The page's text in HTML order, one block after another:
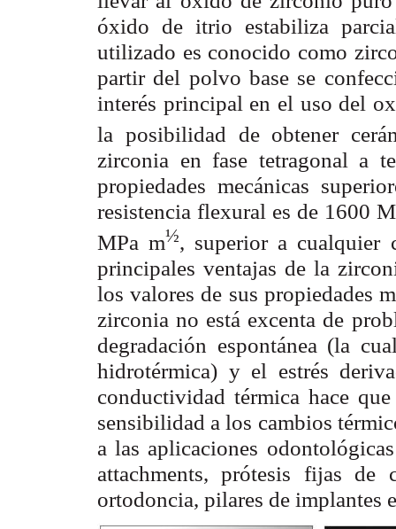
óxido de itrio estabiliza
utilizado es conocido como
partir del polvo base se
interés principal en el uso del
la posibilidad de obtener
zirconia en fase tetragonal a
propiedades mecánicas
resistencia flexural es de 1600
MPa m½, superior a cualquier
principales ventajas de la
los valores de sus propiedades
zirconia no está excenta de
degradación espontánea (la
hidrotérmica) y el estrés
conductividad térmica hace
sensibilidad a los cambios
a las aplicaciones
attachments, prótesis fijas de
ortodoncia, pilares de implantes